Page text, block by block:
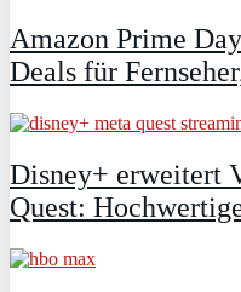
Amazon Prime
Deals für
Disney+ erweitert
Quest: